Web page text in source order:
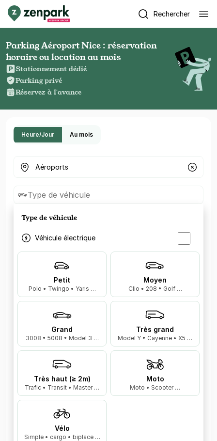
Rechercher
Parking Aéroport Nice : réservation
horaire ou location au mois
Stationnement dédié
Parking privé
Réservez à l'avance
Heure/Jour Au mois
Où cherchez-vous un parking ?
Type de véhicule
Type de véhicule
Véhicule électrique
Petit
Polo • Twingo • Yaris …
Moyen
Clio • 208 • Golf …
Grand
3008 • 5008 • Model 3 …
Très grand
Model Y • Cayenne • X5 …
Très haut (≥ 2m)
Trafic • Transit • Master …
Moto
Moto • Scooter …
Vélo
Simple • cargo • biplace …